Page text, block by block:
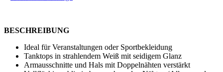
BESCHREIBUNG
Ideal für Veranstaltungen oder Sportbekleidung
Tanktops in strahlendem Weiß mit seidigem Glanz
Armausschnitte und Hals mit Doppelnähten verstärkt